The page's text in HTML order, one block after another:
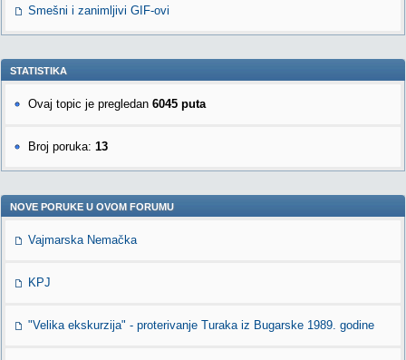
Smešni i zanimljivi GIF-ovi
STATISTIKA
Ovaj topic je pregledan 6045 puta
Broj poruka: 13
NOVE PORUKE U OVOM FORUMU
Vajmarska Nemačka
KPJ
"Velika ekskurzija" - proterivanje Turaka iz Bugarske 1989. godine